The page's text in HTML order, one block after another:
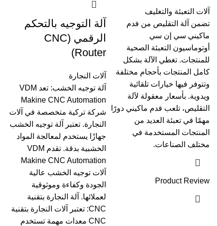
آلات التعبئة والتغليف
تضمن آلة التقليص من فدم
ماكيني سي إن سي
أوتوماسيون التعبئة الصحية
للمنتجات. تغطي الآلة بشكل
كامل المنتجات بأحجام مختلفة
وتتوفر فيها خيارات تلقائية
ويدوية. بأسعار معقولة لآلة
التقليص، تلعب فدم ماكيني دورًا
مهمًا في تعبئة العديد من
المنتجات المستخدمة في
مختلف الصناعات.
Product Review
آلة التوجيه بالتحكم
الرقمي (CNC
Router)
آلات النجارة
آلة توجيه الخشب: تعد VDM
Makine CNC Automation
شركة تركية متخصصة في آلات
النجارة. تعتبر آلة توجيه الخشب
جهازًا يستخدم لمعالجة المواد
الخشبية بدقة. تقدم VDM
Makine CNC Automation
آلات توجيه الخشب عالية
الجودة وكفاءة وموثوقية
لعملائها. آلة النجارة بتقنية
CNC: تعتبر آلات النجارة بتقنية
CNC معدات مهمة تستخدم